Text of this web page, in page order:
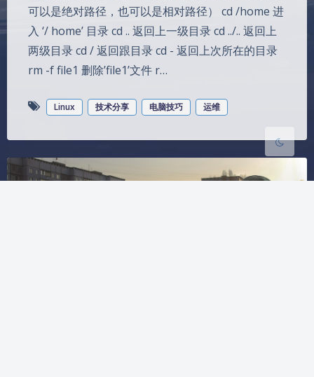
夜间模式
Sans Serif Serif
关闭 日落
可以是绝对路径，也可以是相对路径） cd /home 进
入 ‘/ home’ 目录 cd .. 返回上一级目录 cd ../.. 返回上
两级目录 cd / 返回跟目录 cd - 返回上次所在的目录
rm -f file1 删除’file1’⽂件 r…
Linux 技术分享 电脑技巧 运维